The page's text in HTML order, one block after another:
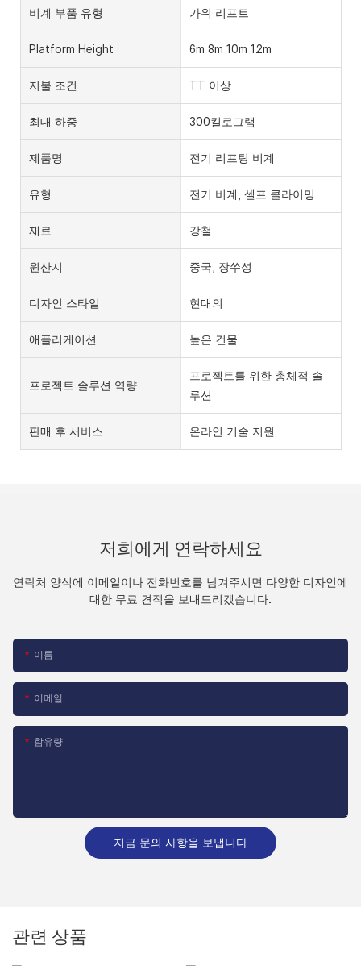
비계 부품 유형 가위 리프트
Platform Height 6m 8m 10m 12m
지불 조건 TT 이상
최대 하중 300킬로그램
제품명 전기 리프팅 비계
유형 전기 비계, 셀프 클라이밍
재료 강철
원산지 중국, 장쑤성
디자인 스타일 현대의
애플리케이션 높은 건물
프로젝트 솔루션 역량
프로젝트를 위한 총체적 솔
루션
판매 후 서비스 온라인 기술 지원
저희에게 연락하세요
연락처 양식에 이메일이나 전화번호를 남겨주시면 다양한 디자인에
대한 무료 견적을 보내드리겠습니다.
이름
이메일
함유량
지금 문의 사항을 보냅니다
관련 상품